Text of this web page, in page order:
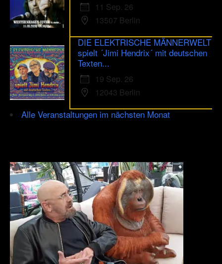
11 Sep. 26
13507 Berlin
DIE ELEKTRISCHE MÄNNERWELT
spielt ´Jimi Hendrix´ mit deutschen
Texten...
19 Sep. 26
12043 Berlin
Alle Veranstaltungen im nächsten Monat